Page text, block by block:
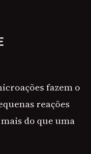
fazem o
reações
do que uma